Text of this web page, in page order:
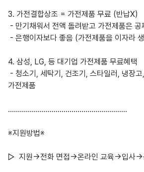
3. 가전결합상조 = 가전제품 무료 (반납X)
4. 삼성, LG, 등 대기업 가전제품 무료혜택
가전제품
……………………………………………………
※지원방법※
▷  지원->전화 면접->온라인 교육->입사->